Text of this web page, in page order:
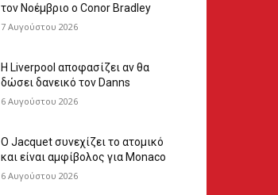
τον Νοέμβριο ο Conor Bradley
7 Αυγούστου 2026
Η Liverpool αποφασίζει αν θα
δώσει δανεικό τον Danns
6 Αυγούστου 2026
Ο Jacquet συνεχίζει το ατομικό
και είναι αμφίβολος για Monaco
6 Αυγούστου 2026